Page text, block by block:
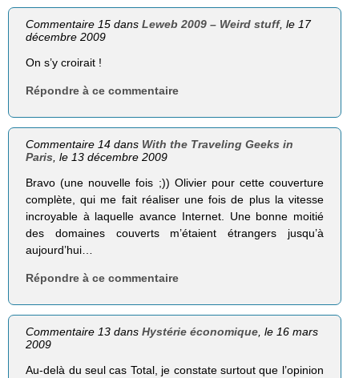
Commentaire 15 dansLeweb 2009 – Weird stuff, le 17
décembre 2009
On s’y croirait !
Répondre à ce commentaire
Commentaire 14 dans With the Traveling Geeks in
Paris , le 13 décembre 2009
Bravo (une nouvelle fois ;)) Olivier pour cette couverture
complète, qui me fait réaliser une fois de plus la vitesse
incroyable à laquelle avance Internet. Une bonne moitié
des domaines couverts m’étaient étrangers jusqu’à
aujourd’hui…
Répondre à ce commentaire
Commentaire 13 dansHystérie économique, le 16 mars
2009
Au-delà du seul cas Total, je constate surtout que l’opinion